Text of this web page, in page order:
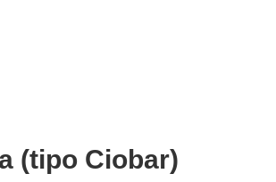
(tipo Ciobar)